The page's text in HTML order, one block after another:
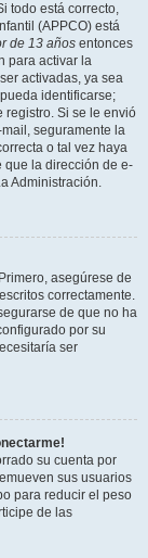
todo está correcto,
(APPCO) está
de 13 años entonces
para activar la
activadas, ya sea
identificarse;
registro. Si se le envió
seguramente la
o tal vez haya
que la dirección de e-
Administración.
asegúrese de
correctamente.
de que no ha
por su
ser
su cuenta por
sus usuarios
para reducir el peso
de las